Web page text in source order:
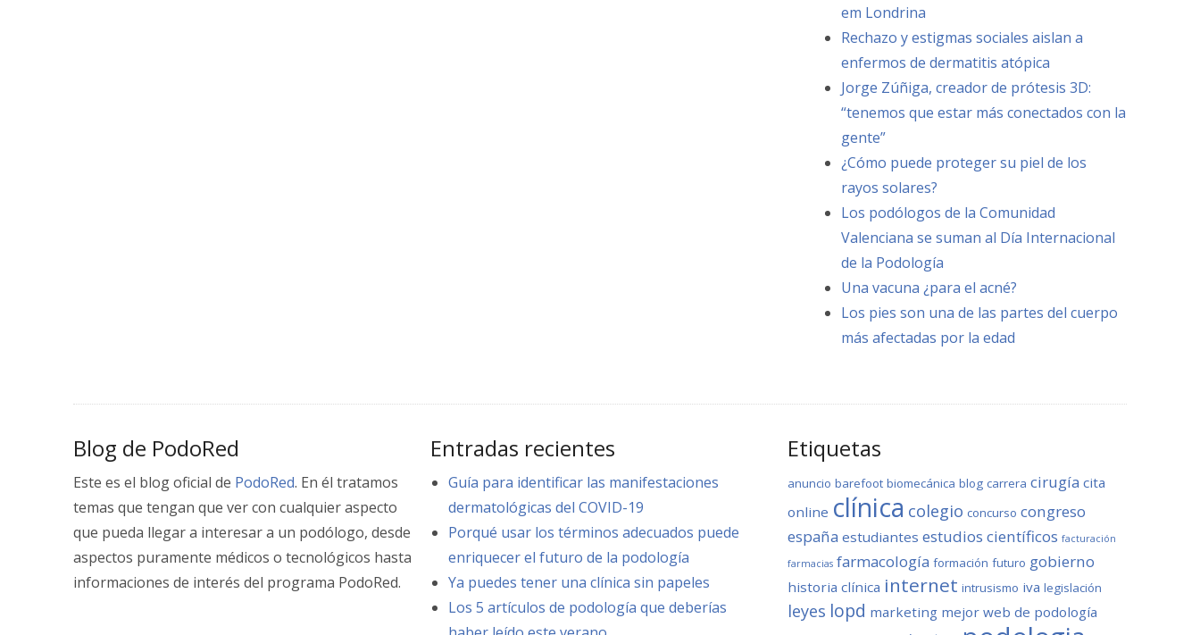
em Londrina
Rechazo y estigmas sociales aislan a
enfermos de dermatitis atópica
Jorge Zúñiga, creador de prótesis 3D:
“tenemos que estar más conectados con la
gente”
¿Cómo puede proteger su piel de los
rayos solares?
Los podólogos de la Comunidad
Valenciana se suman al Día Internacional
de la Podología
Una vacuna ¿para el acné?
Los pies son una de las partes del cuerpo
más afectadas por la edad
Blog de PodoRed
Este es el blog oficial de PodoRed. En él tratamos
temas que tengan que ver con cualquier aspecto
que pueda llegar a interesar a un podólogo, desde
aspectos puramente médicos o tecnológicos hasta
informaciones de interés del programa PodoRed.
Entradas recientes
Guía para identificar las manifestaciones
dermatológicas del COVID-19
Porqué usar los términos adecuados puede
enriquecer el futuro de la podología
Ya puedes tener una clínica sin papeles
Los 5 artículos de podología que deberías
Etiquetas
anuncio barefoot biomecánica blog carrera cirugía cita
online clínica colegio concurso congreso
españa estudiantes estudios científicos facturación
farmacias farmacología formación futuro gobierno
historia clínica internet intrusismo iva legislación
leyes lopd marketing mejor web de podología